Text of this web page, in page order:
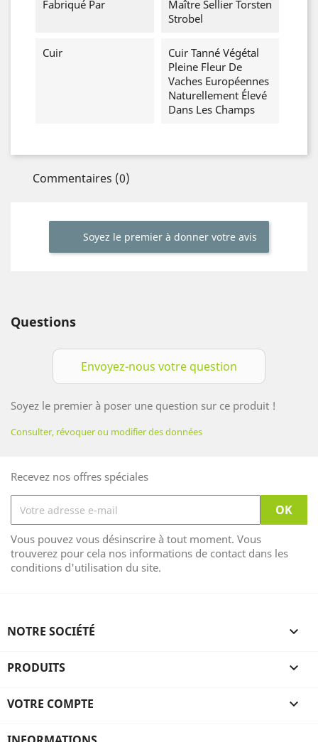
Fabriqué Par
Maître Sellier Torsten
Strobel
Cuir
Cuir Tanné Végétal
Pleine Fleur De
Vaches Européennes
Naturellement Élevé
Dans Les Champs
Commentaires (0)
Soyez le premier à donner votre avis
Questions
Envoyez-nous votre question
Soyez le premier à poser une question sur ce produit !
Consulter, révoquer ou modifier des données
Recevez nos offres spéciales
Vous pouvez vous désinscrire à tout moment. Vous
trouverez pour cela nos informations de contact dans les
conditions d'utilisation du site.
NOTRE SOCIÉTÉ 
PRODUITS 
VOTRE COMPTE 